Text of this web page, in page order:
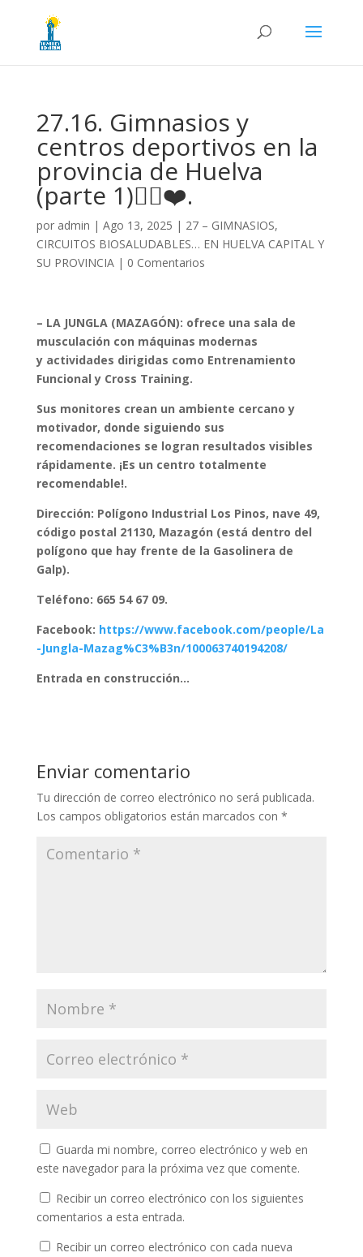
27.16. Gimnasios y
centros deportivos en la
provincia de Huelva
(parte 1)🏋️‍♂️❤️.
por admin | Ago 13, 2025 | 27 – GIMNASIOS,
CIRCUITOS BIOSALUDABLES… EN HUELVA CAPITAL Y
SU PROVINCIA| 0 Comentarios
– LA JUNGLA (MAZAGÓN): ofrece una sala de
musculación con máquinas modernas
y actividades dirigidas como Entrenamiento
Funcional y Cross Training.
Sus monitores crean un ambiente cercano y
motivador, donde siguiendo sus
recomendaciones se logran resultados visibles
rápidamente. ¡Es un centro totalmente
recomendable!.
Dirección: Polígono Industrial Los Pinos, nave 49,
código postal 21130, Mazagón (está dentro del
polígono que hay frente de la Gasolinera de
Galp).
Teléfono: 665 54 67 09.
Facebook: https://www.facebook.com/people/La
-Jungla-Mazag%C3%B3n/100063740194208/
Entrada en construcción…
Enviar comentario
Tu dirección de correo electrónico no será publicada.
Los campos obligatorios están marcados con *
Guarda mi nombre, correo electrónico y web en
este navegador para la próxima vez que comente.
Recibir un correo electrónico con los siguientes
comentarios a esta entrada.
Recibir un correo electrónico con cada nueva